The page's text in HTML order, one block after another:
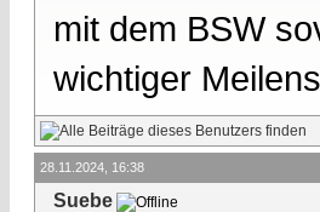
mit dem BSW
wichtiger
28.11.2024, 16:38
Suebe